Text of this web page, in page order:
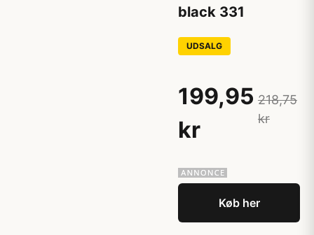
black 331
UDSALG
199,95
kr
218,75
kr
Køb her